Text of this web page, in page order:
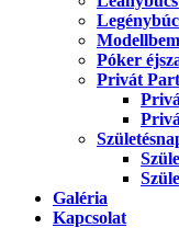
Póker
Privát
Galéria
Kapcsolat